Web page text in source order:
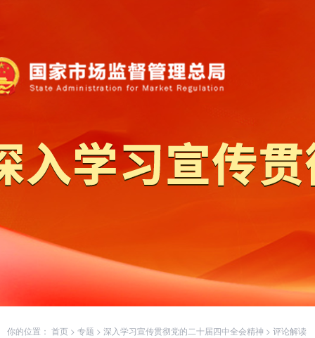
你的位置： 首页 > 专题 > 深入学习宣传贯彻党的二十届四中全会精神 > 评论解读